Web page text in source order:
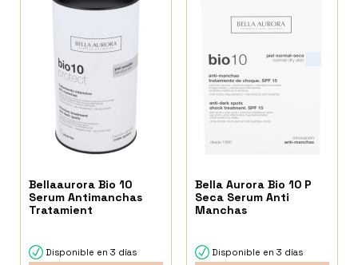
Bellaaurora Bio 10
Serum Antimanchas
Tratamient
Disponible en 3 días
Bella Aurora Bio 10 P
Seca Serum Anti
Manchas
Disponible en 3 días